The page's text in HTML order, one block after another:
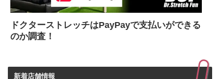
ドクターストレッチはPayPayで支払いができる
のか調査！
新着店舗情報